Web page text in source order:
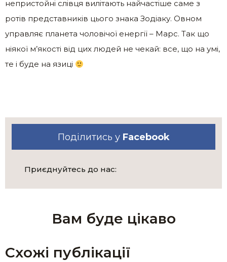
непристойні слівця вилітають найчастіше саме з
ротів представників цього знака Зодіаку. Овном
управляє планета чоловічої енергії – Марс. Так що
ніякої м’якості від цих людей не чекай: все, що на умі,
те і буде на язиці
Поділитись у Facebook
Приєднуйтесь до нас:
Вам буде цікаво
Схожі публікації